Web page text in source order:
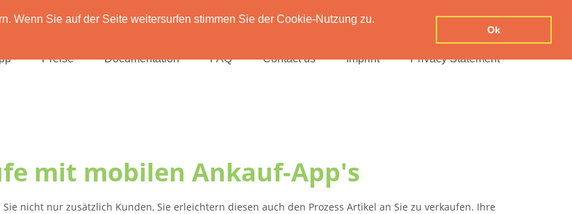
Wenn Sie auf der Seite weitersurfen stimmen Sie der Cookie-Nutzung zu.
Ok
Preise Documentation FAQ Contact us Imprint Privacy Statement
mit mobilen Ankauf-App's
nicht nur zusätzlich Kunden, Sie erleichtern diesen auch den Prozess Artikel an Sie zu verkaufen. Ihre